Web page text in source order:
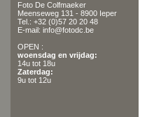
Foto De Colfmaeker
Meenseweg 131 - 8900 Ieper
Tel.: +32 (0)57 20 20 48
E-mail: info@fotodc.be
OPEN :
woensdag en vrijdag:
14u tot 18u
Zaterdag:
9u tot 12u